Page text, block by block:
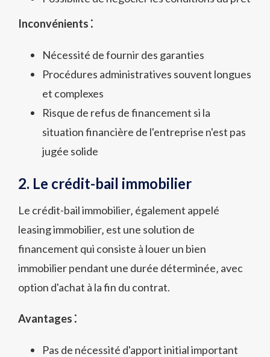
Inconvénients ⁚
Nécessité de fournir des garanties
Procédures administratives souvent longues
et complexes
Risque de refus de financement si la
situation financière de l'entreprise n'est pas
jugée solide
2. Le crédit-bail immobilier
Le crédit-bail immobilier‚ également appelé
leasing immobilier‚ est une solution de
financement qui consiste à louer un bien
immobilier pendant une durée déterminée‚ avec
option d'achat à la fin du contrat.
Avantages ⁚
Pas de nécessité d'apport initial important